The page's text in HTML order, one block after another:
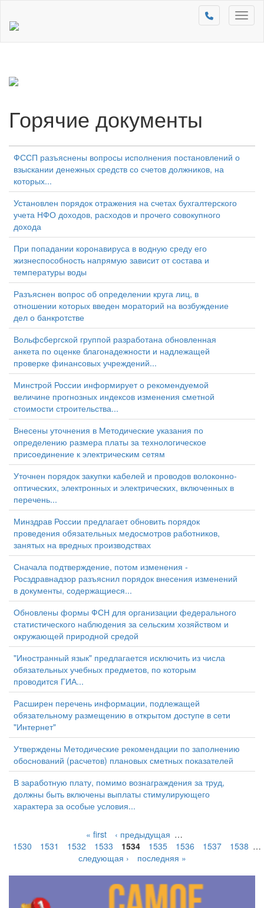
Горячие документы
ФССП разъяснены вопросы исполнения постановлений о
взыскании денежных средств со счетов должников, на
которых...
Установлен порядок отражения на счетах бухгалтерского
учета НФО доходов, расходов и прочего совокупного
дохода
При попадании коронавируса в водную среду его
жизнеспособность напрямую зависит от состава и
температуры воды
Разъяснен вопрос об определении круга лиц, в
отношении которых введен мораторий на возбуждение
дел о банкротстве
Вольфсбергской группой разработана обновленная
анкета по оценке благонадежности и надлежащей
проверке финансовых учреждений...
Минстрой России информирует о рекомендуемой
величине прогнозных индексов изменения сметной
стоимости строительства...
Внесены уточнения в Методические указания по
определению размера платы за технологическое
присоединение к электрическим сетям
Уточнен порядок закупки кабелей и проводов волоконно-
оптических, электронных и электрических, включенных в
перечень...
Минздрав России предлагает обновить порядок
проведения обязательных медосмотров работников,
занятых на вредных производствах
Сначала подтверждение, потом изменения -
Росздравнадзор разъяснил порядок внесения изменений
в документы, содержащиеся...
Обновлены формы ФСН для организации федерального
статистического наблюдения за сельским хозяйством и
окружающей природной средой
"Иностранный язык" предлагается исключить из числа
обязательных учебных предметов, по которым
проводится ГИА...
Расширен перечень информации, подлежащей
обязательному размещению в открытом доступе в сети
"Интернет"
Утверждены Методические рекомендации по заполнению
обоснований (расчетов) плановых сметных показателей
В заработную плату, помимо вознаграждения за труд,
должны быть включены выплаты стимулирующего
характера за особые условия...
« first ‹ предыдущая …
1530
1531 1532 1533 1534 1535 1536 1537 1538 …
следующая ›
последняя »